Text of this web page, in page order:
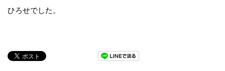
ひろせでした。